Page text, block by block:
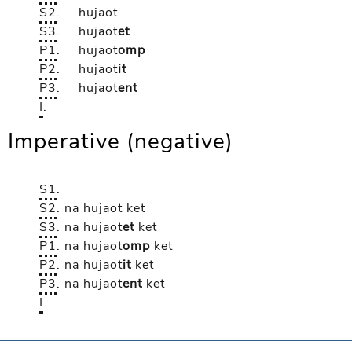
S2.
hujaot
S3. hujaotet
P1. hujaotomp
P2. hujaotit
P3. hujaotent
I.
Imperative (negative)
S1.
S2. na hujaot ket
S3. na hujaotet ket
P1. na hujaotomp ket
P2. na hujaotit ket
P3. na hujaotent ket
I.